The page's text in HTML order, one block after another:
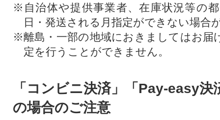
※自治体や提供事業者、在庫状況等の
日・発送される月指定ができない場合
※離島・一部の地域におきましてはお届
定を行うことができません。
「コンビニ決済」「Pay-easy決
の場合のご注意